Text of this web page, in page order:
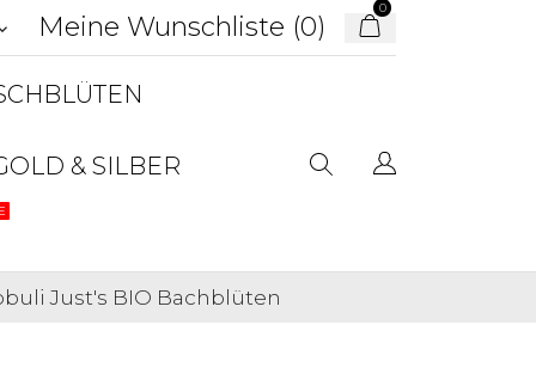
Meine Wunschliste (0)
0
& SILBER
Just's BIO Bachblüten